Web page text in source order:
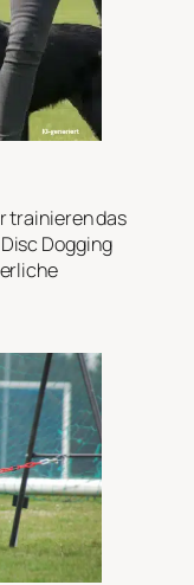
trainieren das
Dogging